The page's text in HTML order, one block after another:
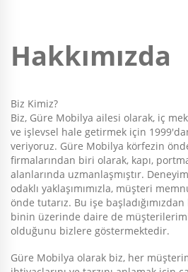
Hakkımızda
Biz Kimiz?
Biz, Güre Mobilya ailesi olarak, iç
ve işlevsel hale getirmek için
veriyoruz. Güre Mobilya körfezin
firmalarından biri olarak, kapı,
alanlarında uzmanlaşmıştır.
odaklı yaklaşımımızla, müşteri
önde tutarız. Bu işe
binin üzerinde daire de
olduğunu bizlere göstermektedir.
Güre Mobilya olarak biz, her